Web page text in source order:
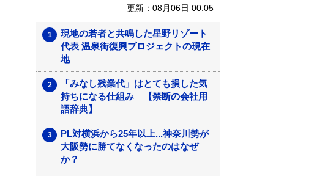
更新：08月06日 00:05
現地の若者と共鳴した星野リゾート
代表 温泉街復興プロジェクトの現在
地
「みなし残業代」はとても損した気
持ちになる仕組み 【禁断の会社用
語辞典】
PL対横浜から25年以上...神奈川勢が
大阪勢に勝てなくなったのはなぜ
か？